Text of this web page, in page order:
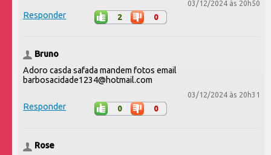
03/12/2024 às 20h50
Responder 2 0
Bruno
Adoro casda safada mandem fotos email
barbosacidade1234@hotmail.com
03/12/2024 às 20h31
Responder 0 0
Rose